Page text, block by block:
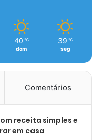
40 ℃
dom
39 ℃
seg
Comentários
receita simples e
em casa